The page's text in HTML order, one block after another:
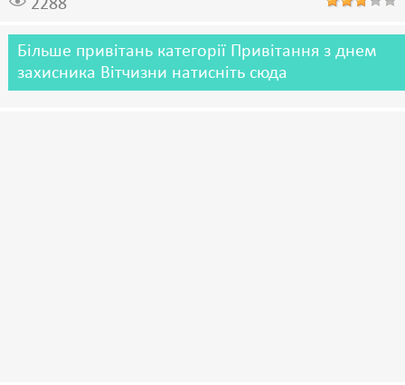
2288
Більше привітань категорії Привітання з днем
захисника Вітчизни натисніть сюда